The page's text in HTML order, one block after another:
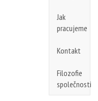
Jak
pracujeme
Kontakt
Filozofie
společnosti